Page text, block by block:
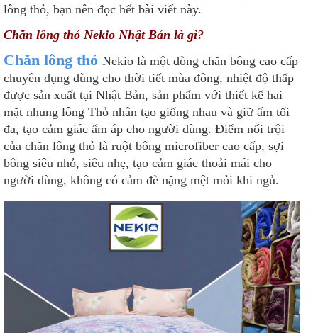
lông thỏ, bạn nên đọc hết bài viết này.
Chăn lông thỏ Nekio Nhật Bản là gì?
Chăn lông thỏ Nekio là một dòng chăn bông cao cấp
chuyên dụng dùng cho thời tiết mùa đông, nhiệt độ thấp
được sản xuất tại Nhật Bản, sản phẩm với thiết kế hai
mặt nhung lông Thỏ nhân tạo giống nhau và giữ ấm tối
đa, tạo cảm giác ấm áp cho người dùng. Điểm nổi trội
của chăn lông thỏ là ruột bông microfiber cao cấp, sợi
bông siêu nhỏ, siêu nhẹ, tạo cảm giác thoải mái cho
người dùng, không có cảm đè nặng mệt mỏi khi ngủ.